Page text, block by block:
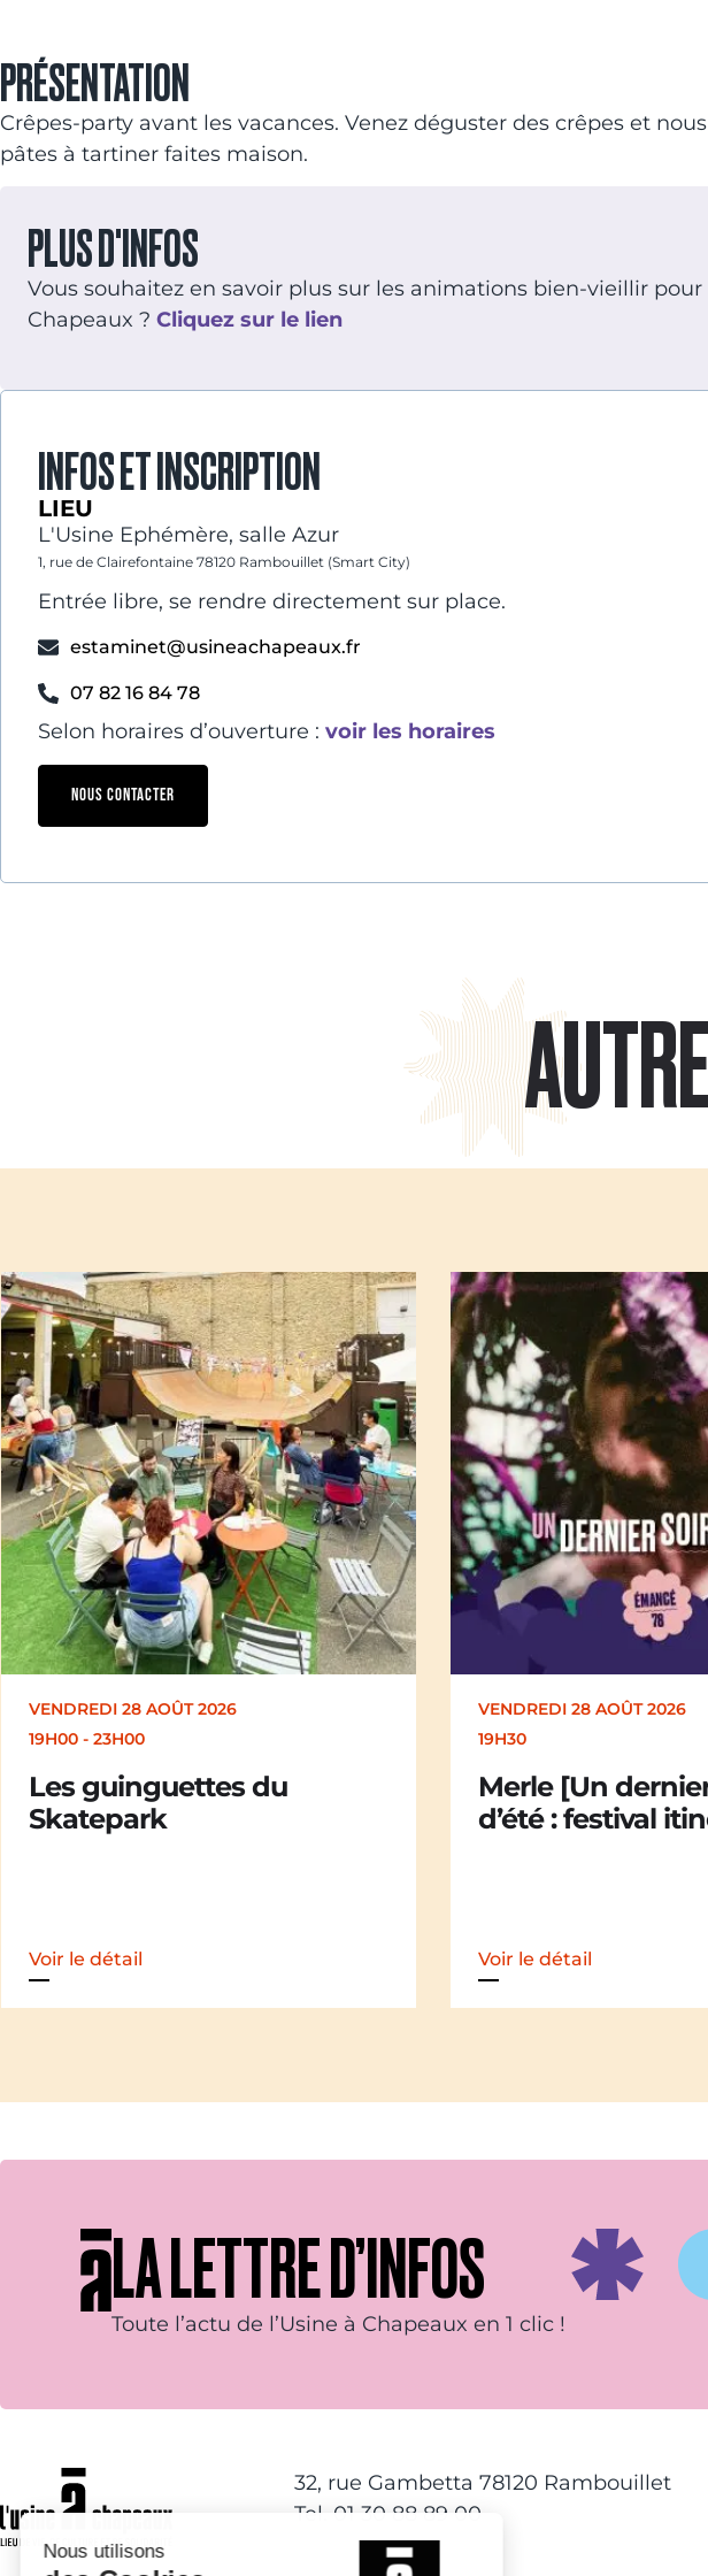
PRÉSENTATION
Crêpes-party avant les vacances. Venez déguster des crêpes et
pâtes à tartiner faites maison.
PLUS D'INFOS
Vous souhaitez en savoir plus sur les animations bien-vieillir pour
Chapeaux ? Cliquez sur le lien
INFOS ET INSCRIPTION
LIEU
L'Usine Ephémère, salle Azur
1, rue de Clairefontaine 78120 Rambouillet (Smart City)
Entrée libre, se rendre directement sur place.
estaminet@usineachapeaux.fr
07 82 16 84 78
Selon horaires d’ouverture : voir les horaires
NOUS CONTACTER
VENDREDI 28 AOÛT 2026
19H30
Merle [Un dernier soir
d’été : festival itinérant]
Voir le détail
SAMEDI 29 AOÛT 2026
19H30
Chandail
dernier soir d’été
Voir le détail
LA LETTRE D’INFOS
Toute l’actu de l’Usine à Chapeaux en 1 clic !
32, rue Gambetta 78120 Rambouillet
Tel. 01 30 88 89 00